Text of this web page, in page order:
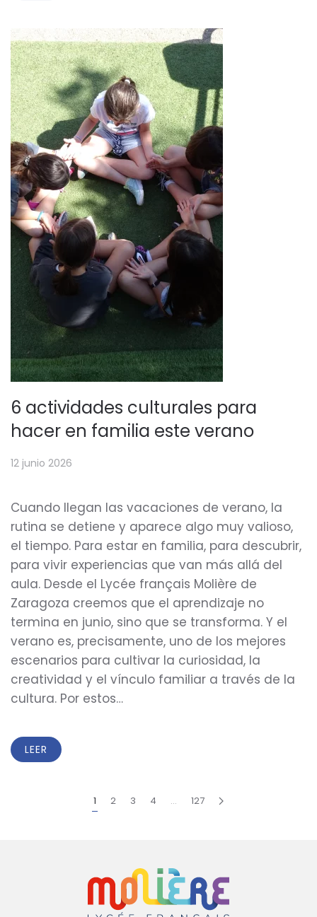
6 actividades culturales para
hacer en familia este verano
12 junio 2026
Cuando llegan las vacaciones de verano, la
rutina se detiene y aparece algo muy valioso,
el tiempo. Para estar en familia, para descubrir,
para vivir experiencias que van más allá del
aula. Desde el Lycée français Molière de
Zaragoza creemos que el aprendizaje no
termina en junio, sino que se transforma. Y el
verano es, precisamente, uno de los mejores
escenarios para cultivar la curiosidad, la
creatividad y el vínculo familiar a través de la
cultura. Por estos…
LEER
1 2 3 4 … 127